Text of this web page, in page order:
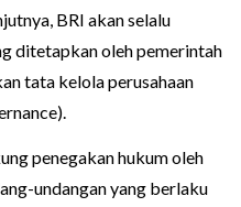
BRI akan selalu
ditetapkan oleh pemerintah
tata kelola perusahaan
penegakan hukum oleh
undangan yang berlaku